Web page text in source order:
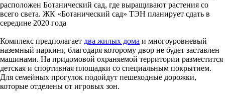
расположен Ботанический сад, где выращивают растения со
всего света. ЖК «Ботанический сад» ТЭН планирует сдать в
середине 2020 года
Комплекс предполагает два жилых дома и многоуровневый
наземный паркинг, благодаря которому двор не будет заставлен
машинами. На придомовой охраняемой территории разместится
детская и спортивная площадки со специальным покрытием.
Для семейных прогулок подойдут пешеходные дорожки,
которые отделены от игровых зон.